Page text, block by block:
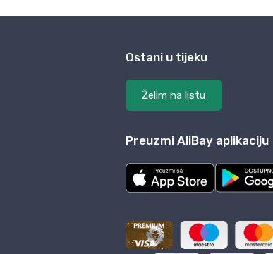
Ostani u tijeku
Želim na listu
Preuzmi AliBay aplikaciju